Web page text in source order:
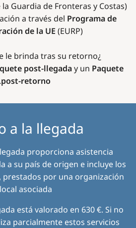
Guardia de Fronteras y Costas)
a través del Programa de
de la UE (EURP).
¿Qué apoyo se le brinda tras su retorno?
post-llegaday un Paquete
post-retorno
.
a la llegada
proporciona asistencia
a su país de origen e incluye los
prestados por una organización
local asociada.
está valorado en 630 €. Si no
parcialmente estos servicios